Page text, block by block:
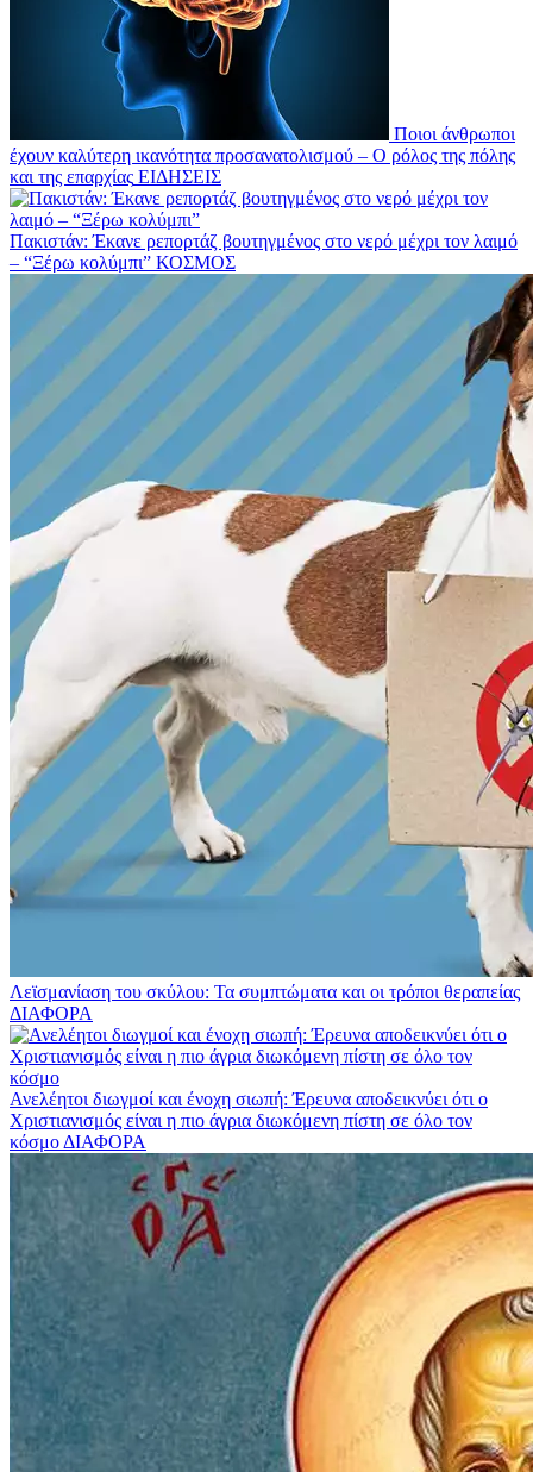
Ποιοι άνθρωποι
έχουν καλύτερη ικανότητα προσανατολισμού – Ο ρόλος της πόλης
και της επαρχίας ΕΙΔΗΣΕΙΣ
Πακιστάν: Έκανε ρεπορτάζ βουτηγμένος στο νερό μέχρι τον λαιμό
– “Ξέρω κολύμπι” ΚΟΣΜΟΣ
Λεϊσμανίαση του σκύλου: Τα συμπτώματα και οι τρόποι θεραπείας
ΔΙΑΦΟΡΑ
Ανελέητοι διωγμοί και ένοχη σιωπή: Έρευνα αποδεικνύει ότι ο
Χριστιανισμός είναι η πιο άγρια διωκόμενη πίστη σε όλο τον
κόσμο ΔΙΑΦΟΡΑ